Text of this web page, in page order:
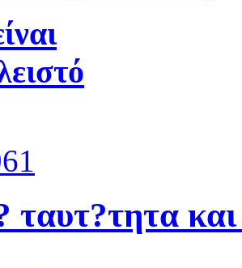
ταυτ?τητα